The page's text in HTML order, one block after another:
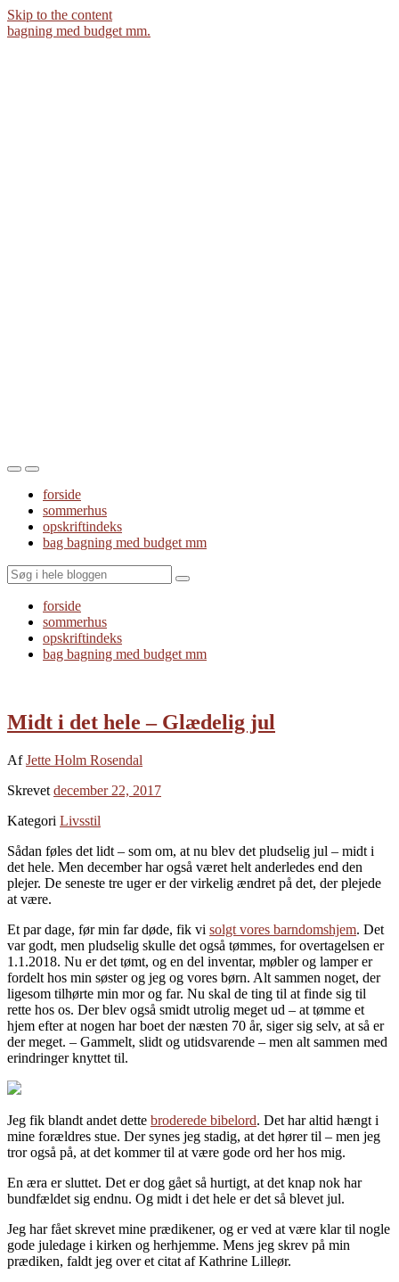
Skip to the content
bagning med budget mm.
Toggle
mobile
menu
Toggle
the
search
field
forside
sommerhus
opskriftindeks
bag bagning med budget mm
Search
forside
sommerhus
opskriftindeks
bag bagning med budget mm
Midt i det hele – Glædelig jul
AfJette Holm Rosendal
Skrevet december 22, 2017
Kategori Livsstil
Sådan føles det lidt – som om, at nu blev det pludselig jul – midt i
det hele. Men december har også været helt anderledes end den
plejer. De seneste tre uger er der virkelig ændret på det, der plejede
at være.
Et par dage, før min far døde, fik vi solgt vores barndomshjem. Det
var godt, men pludselig skulle det også tømmes, for overtagelsen er
1.1.2018. Nu er det tømt, og en del inventar, møbler og lamper er
fordelt hos min søster og jeg og vores børn. Alt sammen noget, der
ligesom tilhørte min mor og far. Nu skal de ting til at finde sig til
rette hos os. Der blev også smidt utrolig meget ud – at tømme et
hjem efter at nogen har boet der næsten 70 år, siger sig selv, at så er
der meget. – Gammelt, slidt og utidsvarende – men alt sammen med
erindringer knyttet til.
Jeg fik blandt andet dette broderede bibelord. Det har altid hængt i
mine forældres stue. Der synes jeg stadig, at det hører til – men jeg
tror også på, at det kommer til at være gode ord her hos mig.
En æra er sluttet. Det er dog gået så hurtigt, at det knap nok har
bundfældet sig endnu. Og midt i det hele er det så blevet jul.
Jeg har fået skrevet mine prædikener, og er ved at være klar til nogle
gode juledage i kirken og herhjemme. Mens jeg skrev på min
prædiken, faldt jeg over et citat af Kathrine Lilleør.